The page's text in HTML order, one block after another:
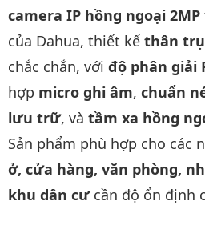
camera IP hồng ngoại 2MP
của Dahua, thiết kế thân
chắc chắn, với độ phân giải
hợp micro ghi âm, chuẩn
lưu trữ, và tầm xa hồng
Sản phẩm phù hợp cho các
ở, cửa hàng, văn phòng,
khu dân cưcần độ ổn định